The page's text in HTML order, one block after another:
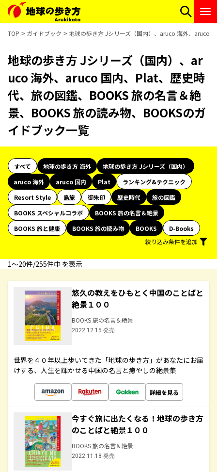
TOP ガイドブック 地球の歩き方 Jシリーズ（国内）、aruco 海外、aruco
地球の歩き方 Jシリーズ（国内）、ar
uco 海外、aruco 国内、Plat、歴史時
代、旅の図鑑、BOOKS 旅の名言＆絶
景、BOOKS 旅の読み物、BOOKSのガ
イドブック一覧
すべて 地球の歩き方 海外
地球の歩き方 Jシリーズ（国内）
aruco 海外
aruco 国内 Plat
ランキング&テクニック
Resort Style
島旅 御朱印 歴史時代
旅の図鑑
BOOKS スペシャルコラボ
BOOKS 旅の名言＆絶景
BOOKS 旅と健康
BOOKS 旅の読み物 BOOKS
D-Books
絞り込み条件を追加
1〜20件/255件中 を表示
悠久の教えをひもとく中国のことばと
絶景１００
BOOKS 旅の名言＆絶景
2022.12.15 発売
世界を４０年以上歩いてきた「地球の歩き方」があなたにお届
けする、人生を輝かせる中国の名言と癒やしの絶景集
詳細を見る
今すぐ旅に出たくなる！地球の歩き方
のことばと絶景１００
BOOKS 旅の名言＆絶景
2022.11.18 発売